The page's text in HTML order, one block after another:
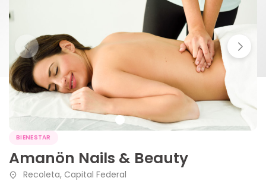
BIENESTAR
Amanön Nails & Beauty
Recoleta, Capital Federal